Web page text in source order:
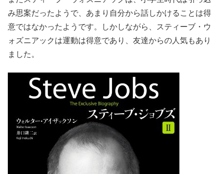
み思案だったようで、あまり自分から話しかけることは得
意ではなかったようです。しかしながら、スティーブ・ウ
ォズニアックは運動は得意であり、友達からの人気もあり
ました。